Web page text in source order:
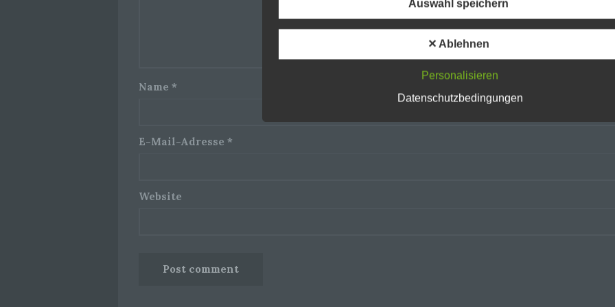
Name *
E-Mail-Adresse *
Website
Betroffene Person ist jede identifizierte oder identifizierbare natürliche
Person, deren personenbezogene Daten von dem für die
Verantwortlichen verarbeitet werden.
Verarbeitung ist jeder mit oder ohne Hilfe automatisierter Verfahren
mit personenbezogenen Daten wie das Erheben, das Erfassen, die
Auswahl speichern
✕ Ablehnen
Personalisieren
Datenschutzbedingungen